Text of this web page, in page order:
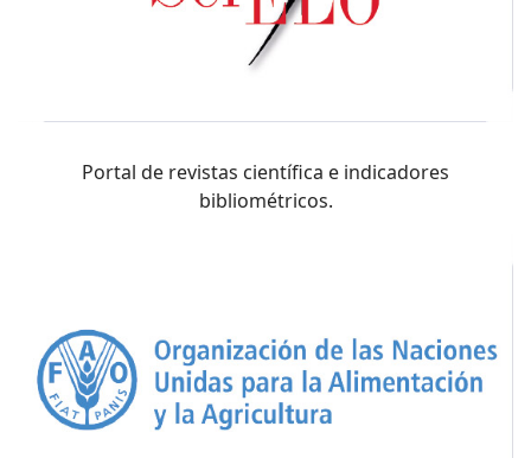
Portal de revistas científica e indicadores
bibliométricos.